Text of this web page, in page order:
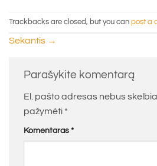
Trackbacks are closed, but you can post a
Sekantis →
Parašykite komentarą
El. pašto adresas nebus
pažymėti *
Komentaras *